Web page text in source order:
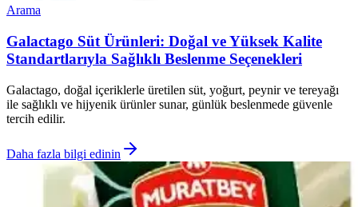
Arama
Galactago Süt Ürünleri: Doğal ve Yüksek Kalite
Standartlarıyla Sağlıklı Beslenme Seçenekleri
Galactago, doğal içeriklerle üretilen süt, yoğurt, peynir ve tereyağı
ile sağlıklı ve hijyenik ürünler sunar, günlük beslenmede güvenle
tercih edilir.
Daha fazla bilgi edinin